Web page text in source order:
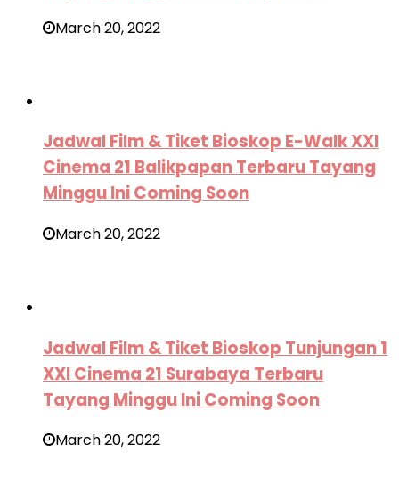
March 20, 2022
Jadwal Film & Tiket Bioskop E-Walk XXI
Cinema 21 Balikpapan Terbaru Tayang
Minggu Ini Coming Soon
March 20, 2022
Jadwal Film & Tiket Bioskop Tunjungan 1
XXI Cinema 21 Surabaya Terbaru
Tayang Minggu Ini Coming Soon
March 20, 2022